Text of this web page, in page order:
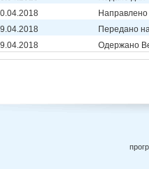
Направлено
Передано
Одержано